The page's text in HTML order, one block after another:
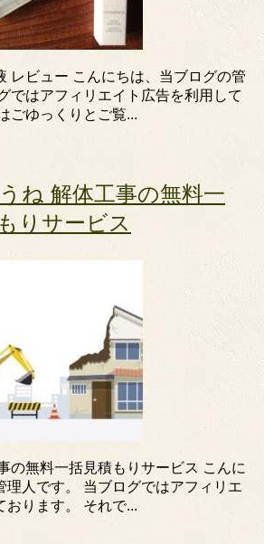
レビュー こんにちは、当ブログの管
ではアフィリエイト広告を利用して
ごゆっくりとご覧...
ね 解体工事の無料一
りサービス
の無料一括見積もりサービス こんに
理人です。 当ブログではアフィリエ
おります。 それで...